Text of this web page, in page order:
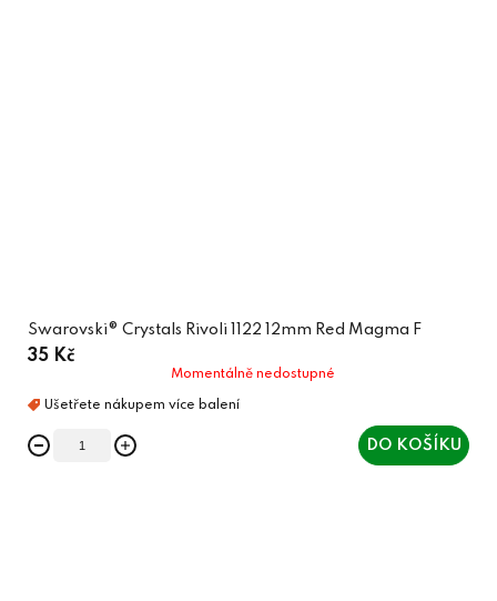
Swarovski® Crystals Rivoli 1122 12mm Red Magma F
35 Kč
Momentálně nedostupné
DO KOŠÍKU